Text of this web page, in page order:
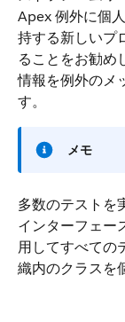
Apex 例外に個
持する新しいプ
ることをお勧め
情報を例外のメ
す。
メモ
多数のテストを
インターフェー
用してすべての
織内のクラスを